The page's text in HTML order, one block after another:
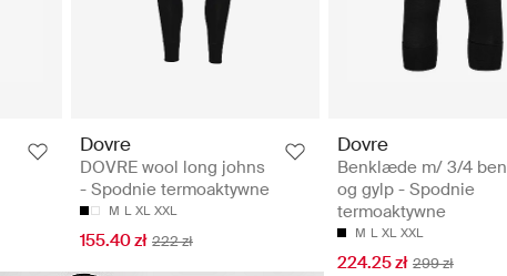
Dovre
DOVRE wool long johns
- Spodnie termoaktywne
M L XL XXL
155.40 zł 222 zł
Dovre
Benklæde m/ 3/4 ben
og gylp - Spodnie
termoaktywne
M L XL XXL
224.25 zł 299 zł